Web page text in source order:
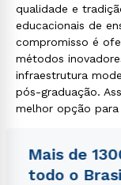
qualidade e
educacionais de
compromisso é
métodos
infraestrutura
pós-graduação.
melhor opção para
Mais de
todo o